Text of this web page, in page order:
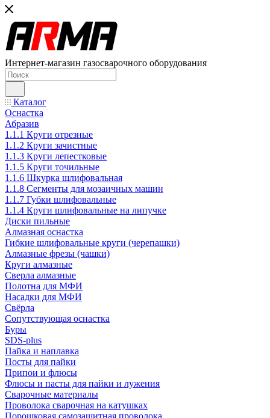
Интернет-магазин газосварочного оборудования
Каталог
Оснастка
Абразив
1.1.1 Круги отрезные
1.1.2 Круги зачистные
1.1.3 Круги лепестковые
1.1.5 Круги точильные
1.1.6 Шкурка шлифовальная
1.1.8 Сегменты для мозаичных машин
1.1.7 Губки шлифовальные
1.1.4 Круги шлифовальные на липучке
Диски пильные
Алмазная оснастка
Гибкие шлифовальные круги (черепашки)
Алмазные фрезы (чашки)
Круги алмазные
Сверла алмазные
Полотна для МФИ
Насадки для МФИ
Свёрла
Сопутствующая оснастка
Буры
SDS-plus
Пайка и наплавка
Посты для пайки
Припои и флюсы
Флюсы и пасты для пайки и лужения
Сварочные материалы
Проволока сварочная на катушках
Порошковая самозащитная проволока